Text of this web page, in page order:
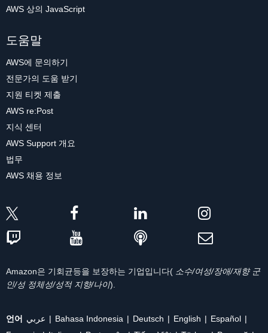
AWS 상의 JavaScript
도움말
AWS에 문의하기
전문가의 도움 받기
지원 티켓 제출
AWS re:Post
지식 센터
AWS Support 개요
법무
AWS 채용 정보
Amazon은 기회균등을 보장하는 기업입니다( 소수/여성/장애/재향 군
인/성 정체성/성적 지향/나이).
언어 عربي Bahasa Indonesia Deutsch English
Español